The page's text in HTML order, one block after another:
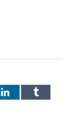
LinkedInTumblr